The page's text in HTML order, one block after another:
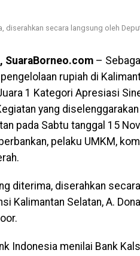
diserahkan secara langsung oleh
SuaraBorneo.com –
pengelolaan rupiah di
1 Kategori Apresiasi
yang
pada Sabtu tanggal 15
pelaku UMKM,
diterima, diserahkan
Kalimantan Selatan, A.
Indonesia menilai Bank